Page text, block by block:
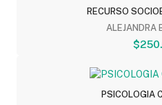
RECURSO
ALEJANDRA
PSICOLOGIA